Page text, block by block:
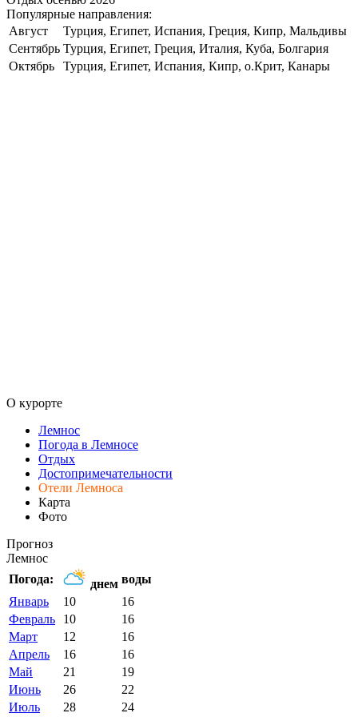
Популярные направления:
Август
Турция, Египет, Испания, Греция, Кипр, Мальдивы
Сентябрь Турция, Египет, Греция, Италия, Куба, Болгария
Октябрь
Турция, Египет, Испания, Кипр, о.Крит, Канары
О курорте
Лемнос
Погода в Лемносе
Отдых
Достопримечательности
Отели Лемноса
Карта
Фото
Прогноз
Лемнос
Погода:
днем воды
Январь
10
16
Февраль
10
16
Март
12
16
Апрель
16
16
Май
21
19
Июнь
26
22
Июль
28 24